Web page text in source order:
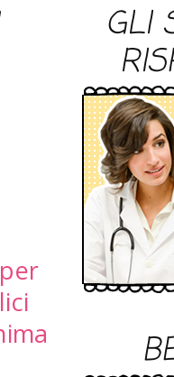
GLI